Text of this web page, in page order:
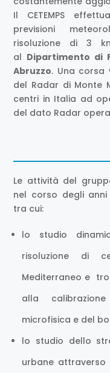
Il CETEMPS
previsioni
risoluzione di 3
al Dipartimento di
Abruzzo. Una corsa
del Radar di Monte
centri in Italia ad
del dato Radar
Le attività del
nel corso degli
tra cui:
lo studio
risoluzione di
Mediterraneo e
alla
microfisica e del
lo studio dello
urbane attraverso